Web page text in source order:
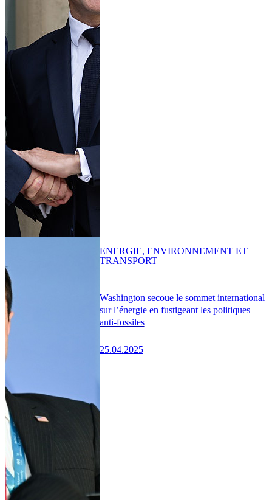
Washington secoue le sommet international
sur l’énergie en fustigeant les politiques
anti-fossiles
25.04.2025
ENERGIE, ENVIRONNEMENT ET
TRANSPORT